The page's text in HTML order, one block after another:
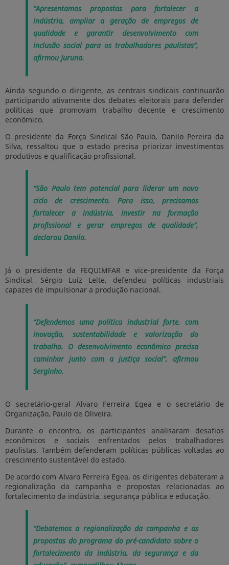
“Apresentamos propostas para fortalecer a
indústria, ampliar a geração de empregos de
qualidade e garantir desenvolvimento com
inclusão social para os trabalhadores paulistas”,
afirmou Juruna.
Ainda segundo o dirigente, as centrais sindicais continuarão
participando ativamente dos debates eleitorais para defender
políticas que promovam trabalho decente e crescimento
econômico.
O presidente da Força Sindical São Paulo, Danilo Pereira da
Silva, ressaltou que o estado precisa priorizar investimentos
produtivos e qualificação profissional.
“São Paulo tem potencial para liderar um novo
ciclo de crescimento. Para isso, precisamos
fortalecer a indústria, investir na formação
profissional e gerar empregos de qualidade”,
declarou Danilo.
Já o presidente da FEQUIMFAR e vice-presidente da Força
Sindical, Sérgio Luiz Leite, defendeu políticas industriais
capazes de impulsionar a produção nacional.
“Defendemos uma política industrial forte, com
inovação, sustentabilidade e valorização do
trabalho. O desenvolvimento econômico precisa
caminhar junto com a justiça social”, afirmou
Serginho.
O secretário-geral Alvaro Ferreira Egea e o secretário de
Organização, Paulo de Oliveira.
Durante o encontro, os participantes analisaram desafios
econômicos e sociais enfrentados pelos trabalhadores
paulistas. Também defenderam políticas públicas voltadas ao
crescimento sustentável do estado.
De acordo com Alvaro Ferreira Egea, os dirigentes debateram a
regionalização da campanha e propostas relacionadas ao
fortalecimento da indústria, segurança pública e educação.
“Debatemos a regionalização da campanha e as
propostas do programa do pré-candidato sobre o
fortalecimento da indústria, da segurança e da